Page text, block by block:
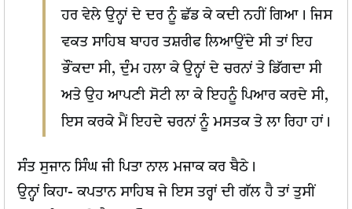
ਹਰ ਵੇਲੇ ਉਨ੍ਹਾਂ ਦੇ ਦਰ ਨੂੰ ਛੱਡ ਕੇ ਕਦੀ ਨਹੀਂ ਗਿਆ। ਜਿਸ
ਵਕਤ ਸਾਹਿਬ ਬਾਹਰ ਤਸ਼ਰੀਫ ਲਿਆਉਂਦੇ ਸੀ ਤਾਂ ਇਹ
ਭੌਂਕਦਾ ਸੀ, ਦੁੰਮ ਹਲਾ ਕੇ ਉਨ੍ਹਾਂ ਦੇ ਚਰਨਾਂ ਤੇ ਡਿੱਗਦਾ ਸੀ
ਅਤੇ ਉਹ ਆਪਣੀ ਸੋਟੀ ਲਾ ਕੇ ਇਹਨੂੰ ਪਿਆਰ ਕਰਦੇ ਸੀ,
ਇਸ ਕਰਕੇ ਮੈਂ ਇਹਦੇ ਚਰਨਾਂ ਨੂੰ ਮਸਤਕ ਤੇ ਲਾ ਰਿਹਾ ਹਾਂ।
ਸੰਤ ਸੁਜਾਨ ਸਿੰਘ ਜੀ ਪਿਤਾ ਨਾਲ ਮਜਾਕ ਕਰ ਬੈਠੇ।
ਉਨ੍ਹਾਂ ਕਿਹਾ-ਕਪਤਾਨ ਸਾਹਿਬ ਜੇ ਇਸ ਤਰ੍ਹਾਂ ਦੀ ਗੱਲ ਹੈ ਤਾਂ ਤੁਸੀਂ